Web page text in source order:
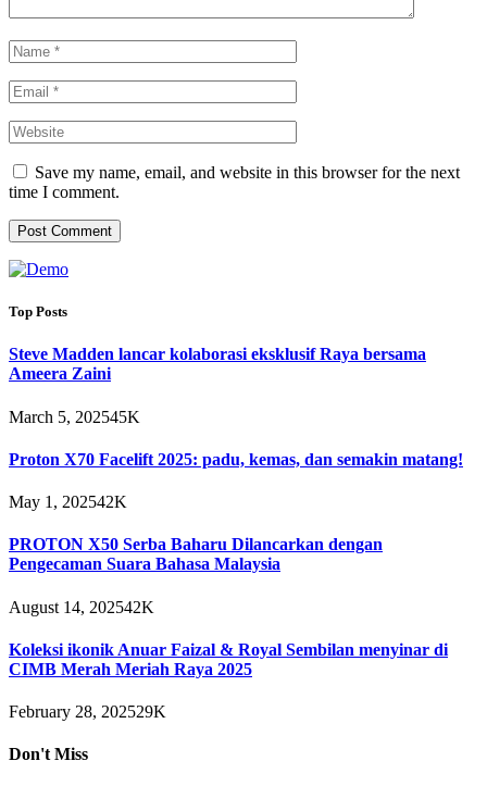
Save my name, email, and website in this browser for the next
time I comment.
Top Posts
Steve Madden lancar kolaborasi eksklusif Raya bersama
Ameera Zaini
March 5, 202545K
Proton X70 Facelift 2025: padu, kemas, dan semakin matang!
May 1, 202542K
PROTON X50 Serba Baharu Dilancarkan dengan
Pengecaman Suara Bahasa Malaysia
August 14, 202542K
Koleksi ikonik Anuar Faizal & Royal Sembilan menyinar di
CIMB Merah Meriah Raya 2025
February 28, 202529K
Don't Miss